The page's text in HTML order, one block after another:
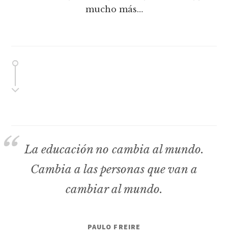
mucho más…
La educación no cambia al mundo.
Cambia a las personas que van a
cambiar al mundo.
PAULO FREIRE